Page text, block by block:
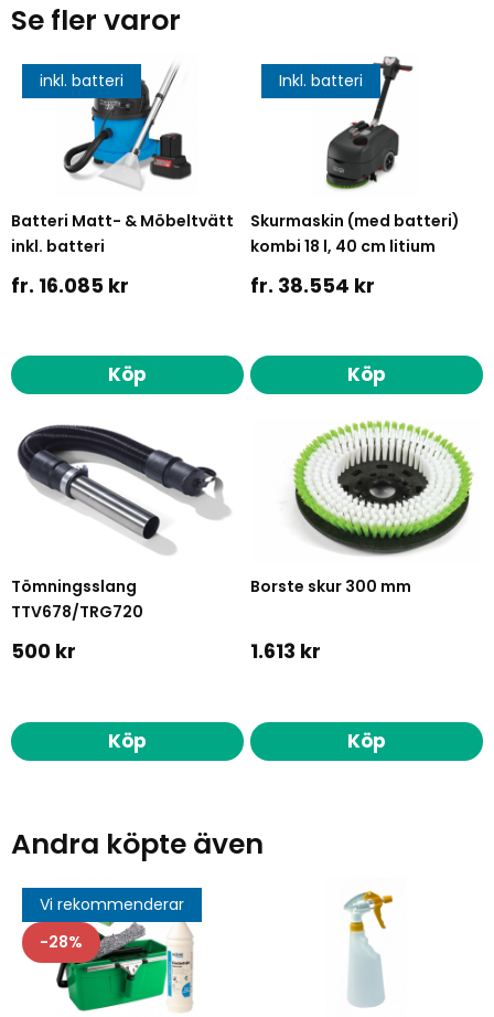
Se fler varor
inkl. batteri
Batteri Matt- & Möbeltvätt
inkl. batteri
fr. 16.085 kr
Köp
Inkl. batteri
Skurmaskin (med batteri)
kombi 18 l, 40 cm litium
fr. 38.554 kr
Köp
Tömningsslang
TTV678/TRG720
500 kr
Köp
Borste skur 300 mm
1.613 kr
Köp
Andra köpte även
Vi rekommenderar
28